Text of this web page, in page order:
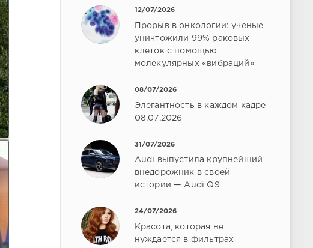
12/07/2026
Прорыв в онкологии: ученые
уничтожили 99% раковых
клеток с помощью
молекулярных «вибраций»
08/07/2026
Элегантность в каждом кадре
08.07.2026
31/07/2026
Audi выпустила крупнейший
внедорожник в своей
истории — Audi Q9
24/07/2026
Красота, которая не
нуждается в фильтрах